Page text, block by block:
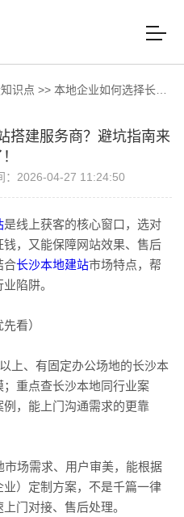
识点 >> 本地企业如何选择长沙网站搭建服务商？避坑指南来了！
搭建服务商？避坑指南来
：2026-04-27 11:24:50
是线上获客的核心窗口，选对
钱，又能保障网站效果、售后
合长沙本地建站市场特点，帮
陷阱。
看）
上、有固定办公场地的长沙本
重点查长沙本地同行业案
，能上门沟通需求的更靠
场需求、用户审美，能根据
）定制方案，不是千篇一律
门对接、售后处理。